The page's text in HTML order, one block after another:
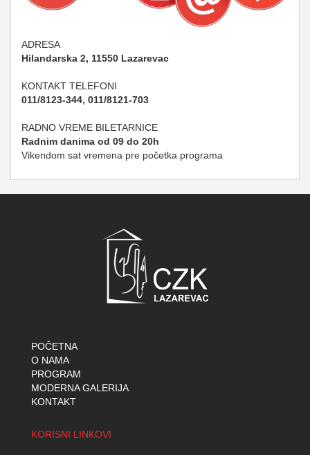
ADRESA
Hilandarska 2, 11550 Lazarevac
KONTAKT TELEFONI
011/8123-344, 011/8121-703
RADNO VREME BILETARNICE
Radnim danima od 09 do 20h
Vikendom sat vremena pre početka programa
POČETNA
O NAMA
PROGRAM
MODERNA GALERIJA
KONTAKT
KORISNI LINKOVI